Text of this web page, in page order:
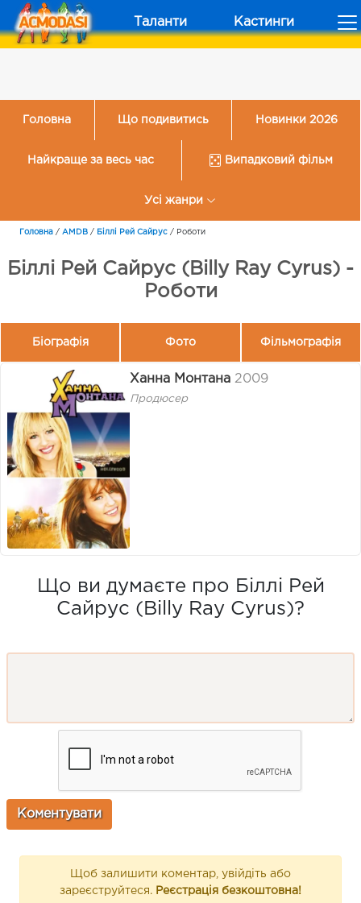
Таланти Кастинги
Головна Що подивитись Новинки 2026
Найкраще за весь час Випадковий фільм
Усі жанри
Головна / AMDB / Біллі Рей Сайрус / Роботи
Біллі Рей Сайрус (Billy Ray Cyrus) -
Роботи
Біографія Фото Фільмографія
Ханна Монтана 2009
Продюсер
Що ви думаєте про Біллі Рей
Сайрус (Billy Ray Cyrus)?
Щоб залишити коментар, увійдіть або
зареєструйтеся. Реєстрація безкоштовна!